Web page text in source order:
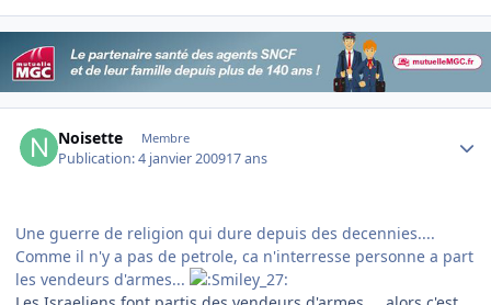
Noisette Membre
Publication:4 janvier 200917 ans
Une guerre de religion qui dure depuis des decennies....
Comme il n'y a pas de petrole, ca n'interresse personne a part
les vendeurs d'armes...